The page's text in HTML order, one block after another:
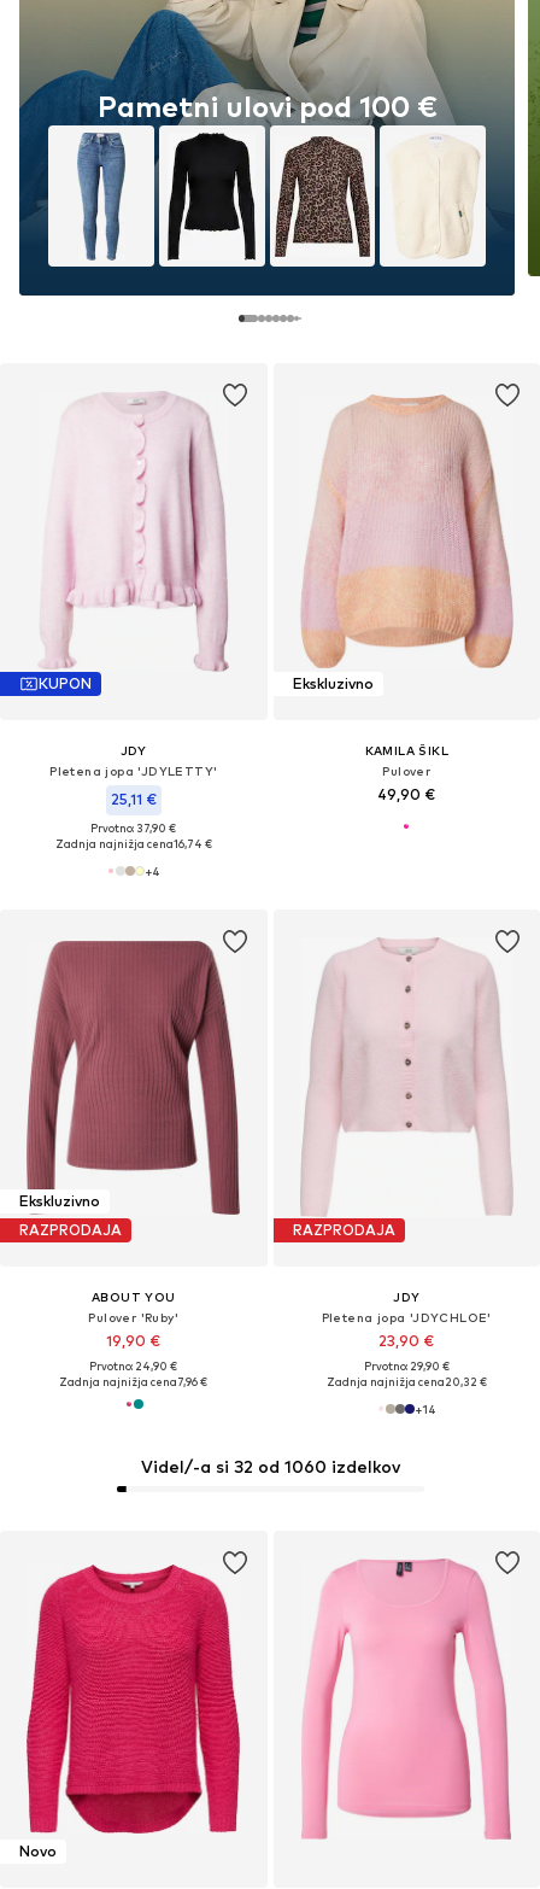
KUPON
JDY
Pletena jopa 'JDYLETTY'
25,11 €
Prvotno: 37,90 €
Zadnja najnižja cena16,74 €
+4
Pametni ulovi pod 100 €
Ekskluzivno
KAMILA ŠIKL
Pulover
49,90 €
Ekskluzivno
RAZPRODAJA
ABOUT YOU
Pulover 'Ruby'
19,90 €
Prvotno: 24,90 €
Zadnja najnižja cena7,96 €
RAZPRODAJA
JDY
Pletena jopa 'JDYCHLOE'
23,90 €
Prvotno: 29,90 €
Zadnja najnižja cena20,32 €
+14
Novo
Videl/-a si 32 od 1060 izdelkov